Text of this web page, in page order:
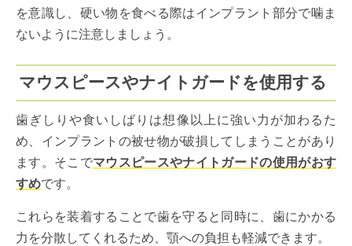
を意識し、硬い物を食べる際はインプラント部分で噛ま
ないように注意しましょう。
マウスピースやナイトガードを使用する
歯ぎしりや食いしばりは想像以上に強い力が加わるた
め、インプラントの被せ物が破損してしまうことがあり
ます。そこでマウスピースやナイトガードの使用がおす
すめです。
これらを装着することで歯を守ると同時に、歯にかかる
力を分散してくれるため、顎への負担も軽減できます。